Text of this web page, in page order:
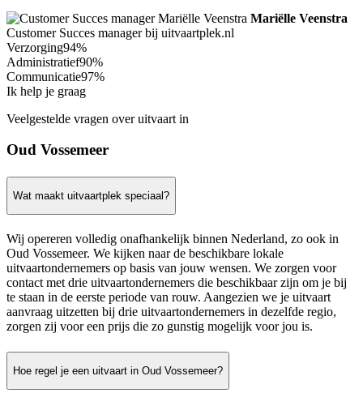
Mariëlle Veenstra
Customer Succes manager bij uitvaartplek.nl
Verzorging94%
Administratief90%
Communicatie97%
Ik help je graag
Veelgestelde vragen over uitvaart in
Oud Vossemeer
Wat maakt uitvaartplek speciaal?
Wij opereren volledig onafhankelijk binnen Nederland, zo ook in
Oud Vossemeer. We kijken naar de beschikbare lokale
uitvaartondernemers op basis van jouw wensen. We zorgen voor
contact met drie uitvaartondernemers die beschikbaar zijn om je bij
te staan in de eerste periode van rouw. Aangezien we je uitvaart
aanvraag uitzetten bij drie uitvaartondernemers in dezelfde regio,
zorgen zij voor een prijs die zo gunstig mogelijk voor jou is.
Hoe regel je een uitvaart in Oud Vossemeer?